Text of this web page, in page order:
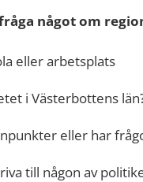
något om
eller arbetsplats
i Västerbottens
eller har
till någon av